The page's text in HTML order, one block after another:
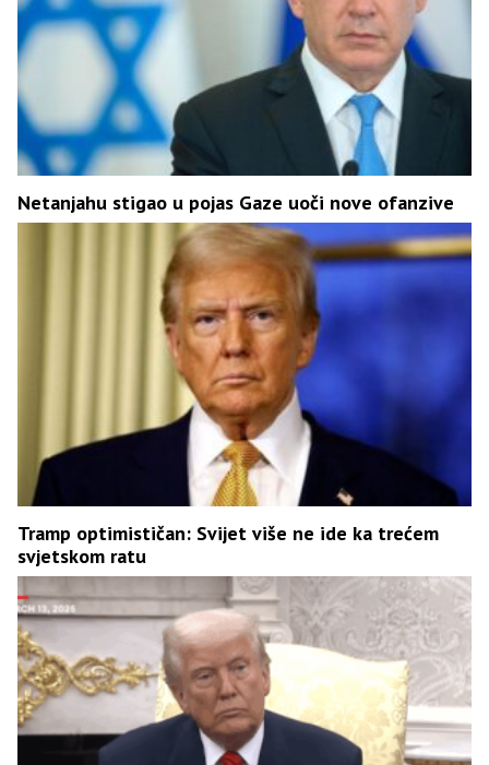
Netanjahu stigao u pojas Gaze uoči nove ofanzive
Tramp optimističan: Svijet više ne ide ka trećem
svjetskom ratu